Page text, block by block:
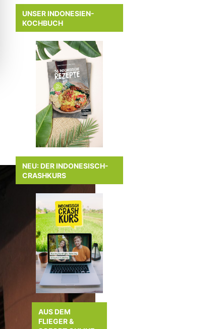
UNSER INDONESIEN-
KOCHBUCH
NEU: DER INDONESISCH-
CRASHKURS
AUS DEM
FLIEGER &